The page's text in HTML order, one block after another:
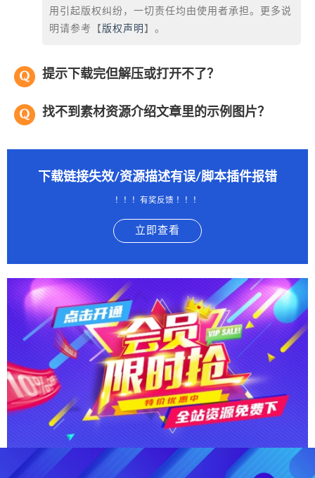
用引起版权纠纷，一切责任均由使用者承担。更多说
明请参考【 版权声明 】。
提示下载完但解压或打开不了？
找不到素材资源介绍文章里的示例图片？
下载链接失效/资源描述有误/脚本插件报错
！！！有奖反馈 ！！！
立即查看